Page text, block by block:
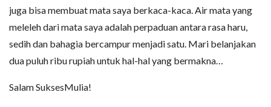
juga bisa membuat mata saya berkaca-kaca. Air mata yang
meleleh dari mata saya adalah perpaduan antara rasa haru,
sedih dan bahagia bercampur menjadi satu. Mari belanjakan
dua puluh ribu rupiah untuk hal-hal yang bermakna…
Salam SuksesMulia!